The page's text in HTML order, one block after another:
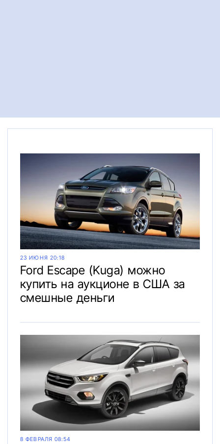
23 ИЮНЯ 20:18
Ford Escape (Kuga) можно
купить на аукционе в США за
смешные деньги
8 ФЕВРАЛЯ 08:54